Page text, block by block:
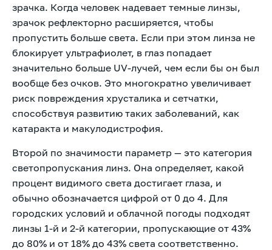
зрачка. Когда человек надевает темные линзы,
зрачок рефлекторно расширяется, чтобы
пропустить больше света. Если при этом линза не
блокирует ультрафиолет, в глаз попадает
значительно больше UV-лучей, чем если бы он был
вообще без очков. Это многократно увеличивает
риск повреждения хрусталика и сетчатки,
способствуя развитию таких заболеваний, как
катаракта и макулодистрофия.
Второй по значимости параметр — это категория
светопропускания линз. Она определяет, какой
процент видимого света достигает глаза, и
обычно обозначается цифрой от 0 до 4. Для
городских условий и облачной погоды подходят
линзы 1-й и 2-й категории, пропускающие от 43%
до 80% и от 18% до 43% света соответственно.